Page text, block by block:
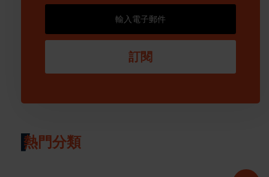
訂閱
熱門分類